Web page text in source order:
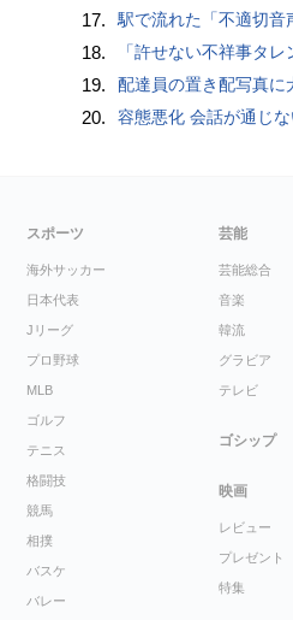
17. 駅で流れた「不適切音
18. 「許せない不祥事タレ
19. 配達員の置き配写真に
20. 容態悪化 会話が通じ
スポーツ
海外サッカー
日本代表
Jリーグ
プロ野球
MLB
ゴルフ
テニス
格闘技
競馬
相撲
バスケ
バレー
芸能
芸能総合
音楽
韓流
グラビア
テレビ
ゴシップ
映画
レビュー
プレゼント
特集